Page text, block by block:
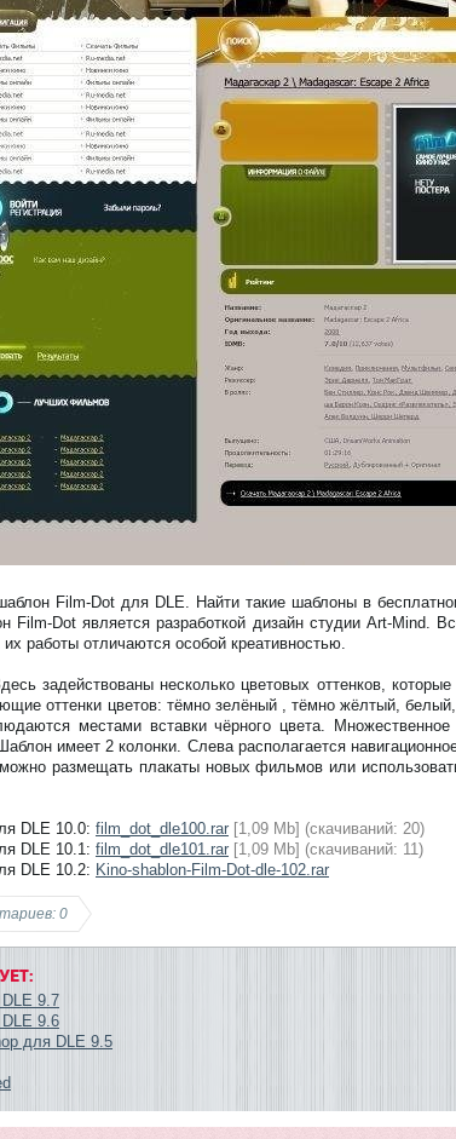
Film-Dot для DLE. Найти такие шаблоны в
Film-Dot является разработкой дизайн студии Art-Mind.
работы отличаются особой креативностью.
задействованы несколько цветовых оттенков,
оттенки цветов: тёмно зелёный , тёмно жёлтый,
местами вставки чёрного цвета.
имеет 2 колонки. Слева располагается
размещать плакаты новых фильмов или
DLE 10.0: film_dot_dle100.rar [1,09 Mb] (cкачиваний: 20)
DLE 10.1: film_dot_dle101.rar [1,09 Mb] (cкачиваний: 11)
DLE 10.2: Kino-shablon-Film-Dot-dle-102.rar
0
9.7
9.6
для DLE 9.5